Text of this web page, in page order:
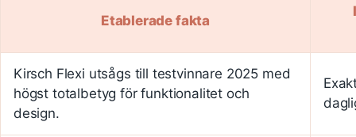
Etablerade fakta
Kirsch Flexi utsågs till testvinnare 2025 med
högst totalbetyg för funktionalitet och
design.